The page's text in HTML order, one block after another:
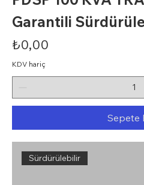
Garantili
Fiyat
₺0,00
KDV hariç
Sepete
Sürdürülebilir